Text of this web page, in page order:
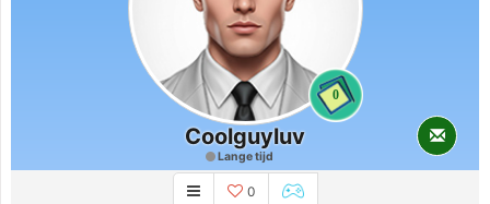
0
Coolguyluv
Lange tijd
0